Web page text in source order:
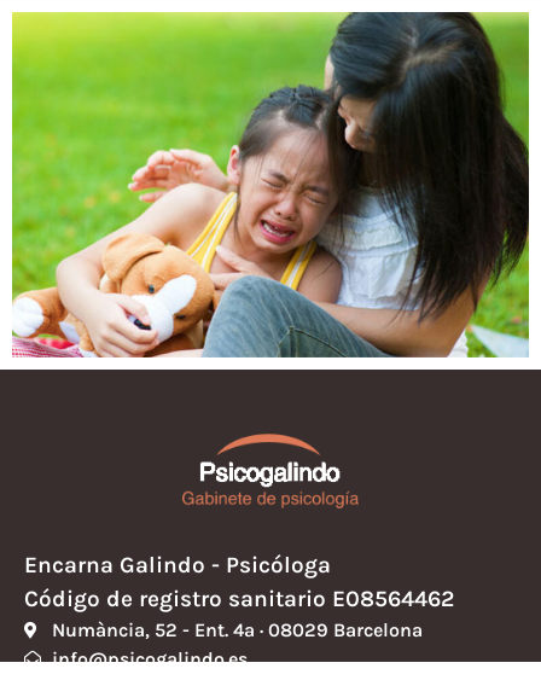
Encarna Galindo - Psicóloga
Código de registro sanitario E08564462
Numància, 52 - Ent. 4ª · 08029 Barcelona
info@psicogalindo.es